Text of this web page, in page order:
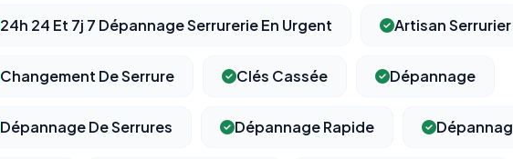
24h 24 Et 7j 7 Dépannage Serrurerie En Urgent Artisan Serrurier
Changement De Serrure Clés Cassée Dépannage
Dépannage De Serrures Dépannage Rapide